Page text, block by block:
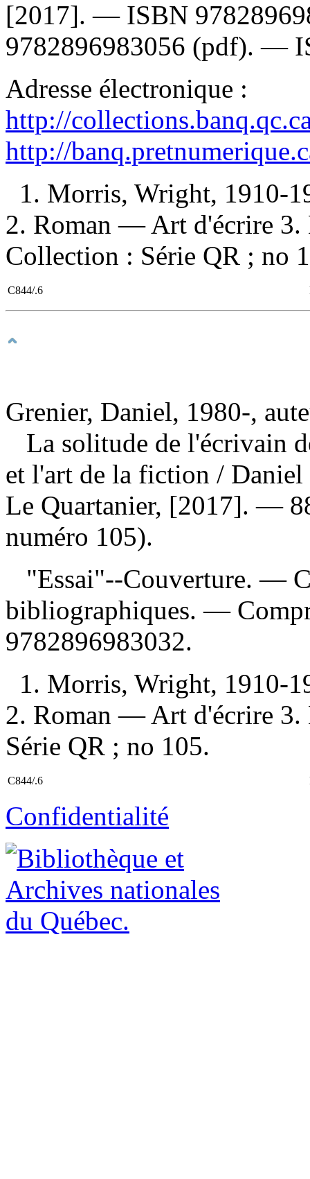
[2017]. — ISBN
9782896983056 (pdf). —
Adresse électronique :
http://
http://
1. Morris, Wright, 1910-
2. Roman — Art d'écrire
Collection : Série QR ; no
C844/.6
Grenier, Daniel, 1980-,
La solitude de l'écrivain
et l'art de la fiction /
Le Quartanier, [2017]. —
numéro 105).
"Essai"--Couverture. —
bibliographiques. —
9782896983032.
1. Morris, Wright, 1910-
2. Roman — Art d'écrire
Série QR ; no 105.
C844/.6
Confidentialité